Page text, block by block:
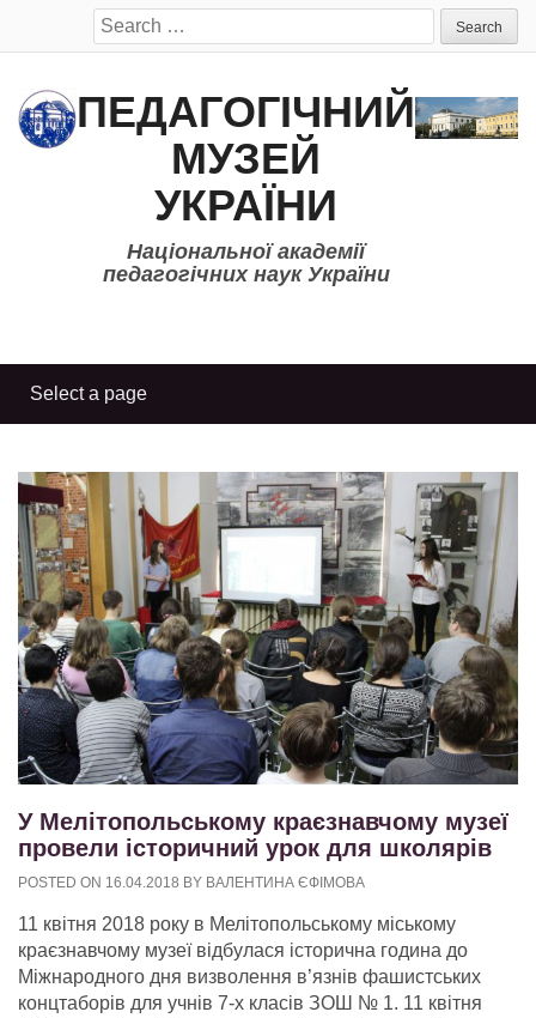
Search
for:
ПЕДАГОГІЧНИЙ
МУЗЕЙ
УКРАЇНИ
Національної академії
педагогічних наук України
У Мелітопольському краєзнавчому музеї
провели історичний урок для школярів
POSTED ON 16.04.2018 BY ВАЛЕНТИНА ЄФІМОВА
11 квітня 2018 року в Мелітопольському міському
краєзнавчому музеї відбулася історична година до
Міжнародного дня визволення в’язнів фашистських
концтаборів для учнів 7-х класів ЗОШ № 1. 11 квітня